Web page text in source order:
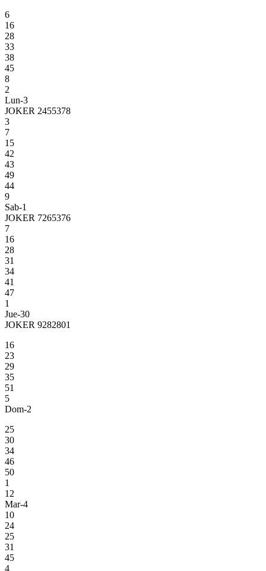
6
16
28
33
38
45
8
2
Lun-3
JOKER 2455378
3
7
15
42
43
49
44
9
Sab-1
JOKER 7265376
7
16
28
31
34
41
47
1
Jue-30
JOKER 9282801
16
23
29
35
51
5
Dom-2
25
30
34
46
50
1
12
Mar-4
10
24
25
31
45
4